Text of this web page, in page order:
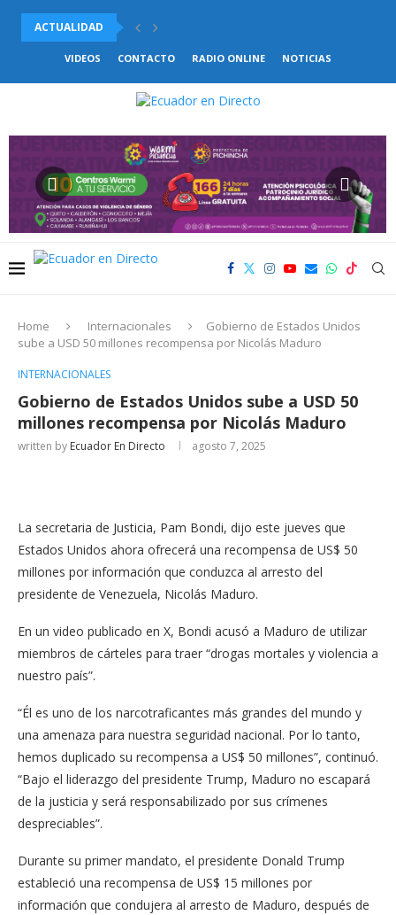
ACTUALIDAD
UNICEF DENUNCIÓ LA DRAMÁTICA SITUACIÓN QUE ATRAVIESAN
VIDEOS CONTACTO RADIO ONLINE NOTICIAS
Home Internacionales
Gobierno de Estados Unidos
sube a USD 50 millones recompensa por Nicolás Maduro
INTERNACIONALES
Gobierno de Estados Unidos sube a USD 50
millones recompensa por Nicolás Maduro
written by Ecuador En Directo agosto 7, 2025
La secretaria de Justicia, Pam Bondi, dijo este jueves que
Estados Unidos ahora ofrecerá una recompensa de US$ 50
millones por información que conduzca al arresto del
presidente de Venezuela, Nicolás Maduro.
En un video publicado en X, Bondi acusó a Maduro de utilizar
miembros de cárteles para traer “drogas mortales y violencia a
nuestro país”.
“Él es uno de los narcotraficantes más grandes del mundo y
una amenaza para nuestra seguridad nacional. Por lo tanto,
hemos duplicado su recompensa a US$ 50 millones”, continuó.
“Bajo el liderazgo del presidente Trump, Maduro no escapará
de la justicia y será responsabilizado por sus crímenes
despreciables”.
Durante su primer mandato, el presidente Donald Trump
estableció una recompensa de US$ 15 millones por
información que condujera al arresto de Maduro, después de